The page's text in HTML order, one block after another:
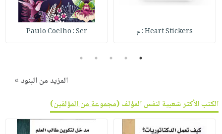
Heart Stickers : م Paulo Coelho : Ser
1
2
3
4
5
المزيد من البنود »
الكتب الأكثر شعبية لنفس المؤلف (مجموعة من المؤلفين)